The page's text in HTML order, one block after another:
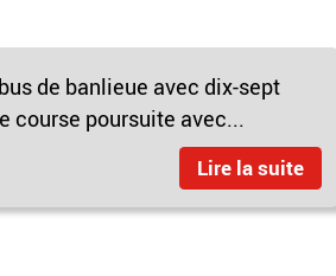
de banlieue avec dix-sept
course poursuite avec...
Lire la suite